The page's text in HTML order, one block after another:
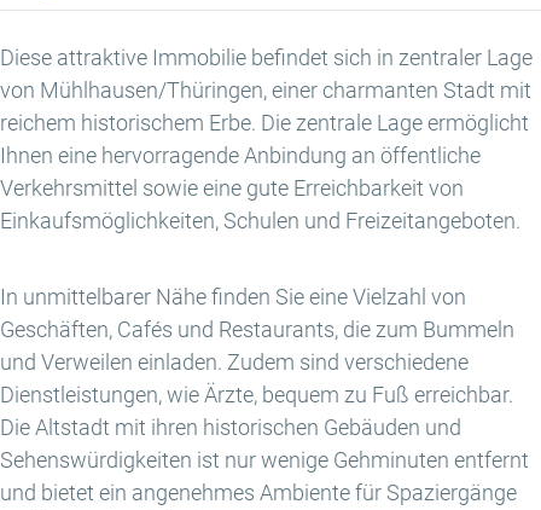
Diese attraktive Immobilie befindet sich in zentraler Lage
von Mühlhausen/Thüringen, einer charmanten Stadt mit
reichem historischem Erbe. Die zentrale Lage ermöglicht
Ihnen eine hervorragende Anbindung an öffentliche
Verkehrsmittel sowie eine gute Erreichbarkeit von
Einkaufsmöglichkeiten, Schulen und Freizeitangeboten.
In unmittelbarer Nähe finden Sie eine Vielzahl von
Geschäften, Cafés und Restaurants, die zum Bummeln
und Verweilen einladen. Zudem sind verschiedene
Dienstleistungen, wie Ärzte, bequem zu Fuß erreichbar.
Die Altstadt mit ihren historischen Gebäuden und
Sehenswürdigkeiten ist nur wenige Gehminuten entfernt
und bietet ein angenehmes Ambiente für Spaziergänge